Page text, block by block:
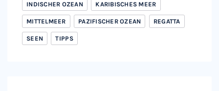
INDISCHER OZEAN KARIBISCHES MEER
MITTELMEER PAZIFISCHER OZEAN REGATTA
SEEN TIPPS